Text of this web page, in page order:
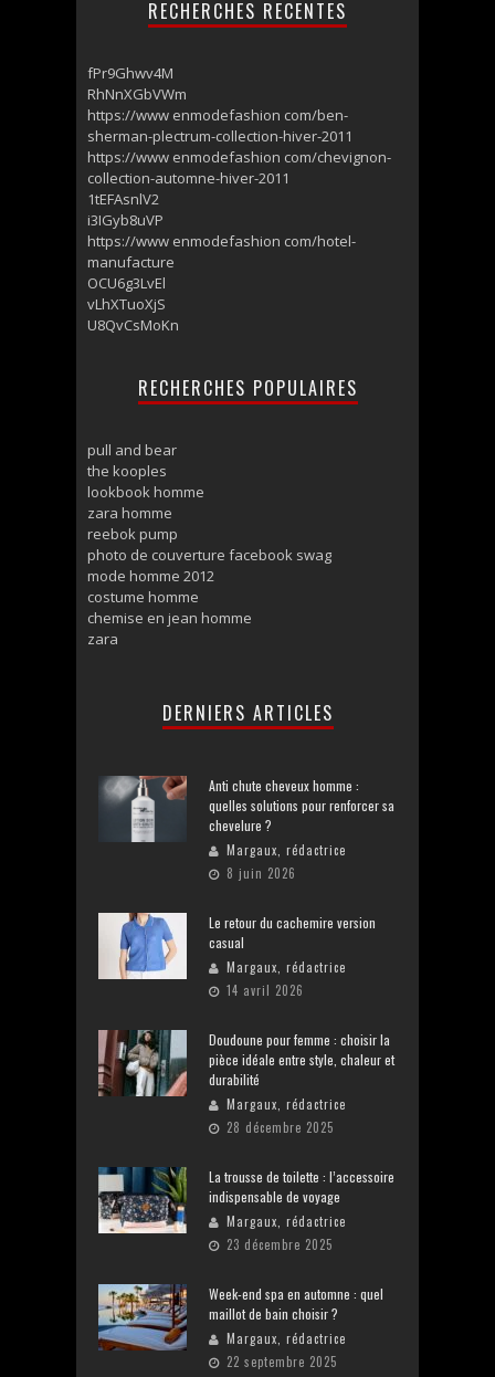
RECHERCHES RECENTES
fPr9Ghwv4M
RhNnXGbVWm
https://www enmodefashion com/ben-
sherman-plectrum-collection-hiver-2011
https://www enmodefashion com/chevignon-
collection-automne-hiver-2011
1tEFAsnlV2
i3IGyb8uVP
https://www enmodefashion com/hotel-
manufacture
OCU6g3LvEl
vLhXTuoXjS
U8QvCsMoKn
RECHERCHES POPULAIRES
pull and bear
the kooples
lookbook homme
zara homme
reebok pump
photo de couverture facebook swag
mode homme 2012
costume homme
chemise en jean homme
zara
DERNIERS ARTICLES
Anti chute cheveux homme :
quelles solutions pour renforcer sa
chevelure ?
Margaux, rédactrice
8 juin 2026
Le retour du cachemire version
casual
Margaux, rédactrice
14 avril 2026
Doudoune pour femme : choisir la
pièce idéale entre style, chaleur et
durabilité
Margaux, rédactrice
28 décembre 2025
La trousse de toilette : l’accessoire
indispensable de voyage
Margaux, rédactrice
23 décembre 2025
Week-end spa en automne : quel
maillot de bain choisir ?
Margaux, rédactrice
22 septembre 2025